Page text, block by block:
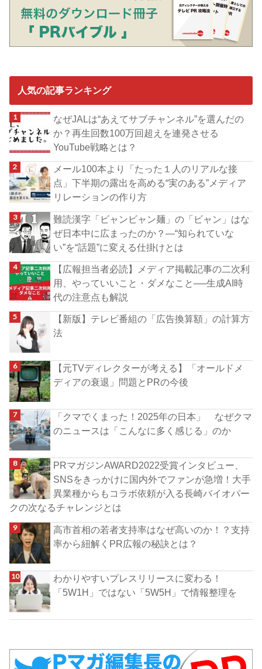
人気の記事ランキング
なぜJALは“あえてサブチャンネル”を選んだの
か？再生回数100万回超えを連発させる
YouTube戦略とは？
メール100本より「たった１人のリアルな接
点」下半期の露出を高める“実のある”メディア
リレーションの作り方
難読漢字「ビャンビャン麺」の「ビャン」はな
ぜ日本中に広まったのか？―“知られていな
い”を“話題”に変える仕掛けとは
【広報担当者必読】メディア掲載記事の二次利
用、やっていいこと・ダメなこと──生成AI時
代の注意点も解説
【新版】テレビ番組の「広告換算額」の計算方
法
【元TVディレクターが考える】「オールドメ
ディアの衰退」問題とPRの今後
「クマでくまった！2025年の日本」 なぜクマ
のニュースは「こんなに多く感じる」のか
PRマガジンAWARD2022受賞インタビュー、
SNSをきっかけに国内外でファンが急増！大手
異業種からもコラボ依頼が入る長崎バイオパー
クの次なるチャレンジとは
高市首相の若者支持率はなぜ高いのか！？支持
率から紐解くPR広報の秘訣とは？
わかりやすいプレスリリースに変わる！
「5W1H」ではない「5W5H」で情報整理を